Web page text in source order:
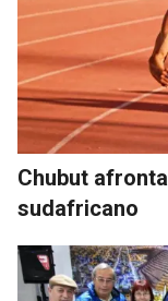
Chubut
sudafricano